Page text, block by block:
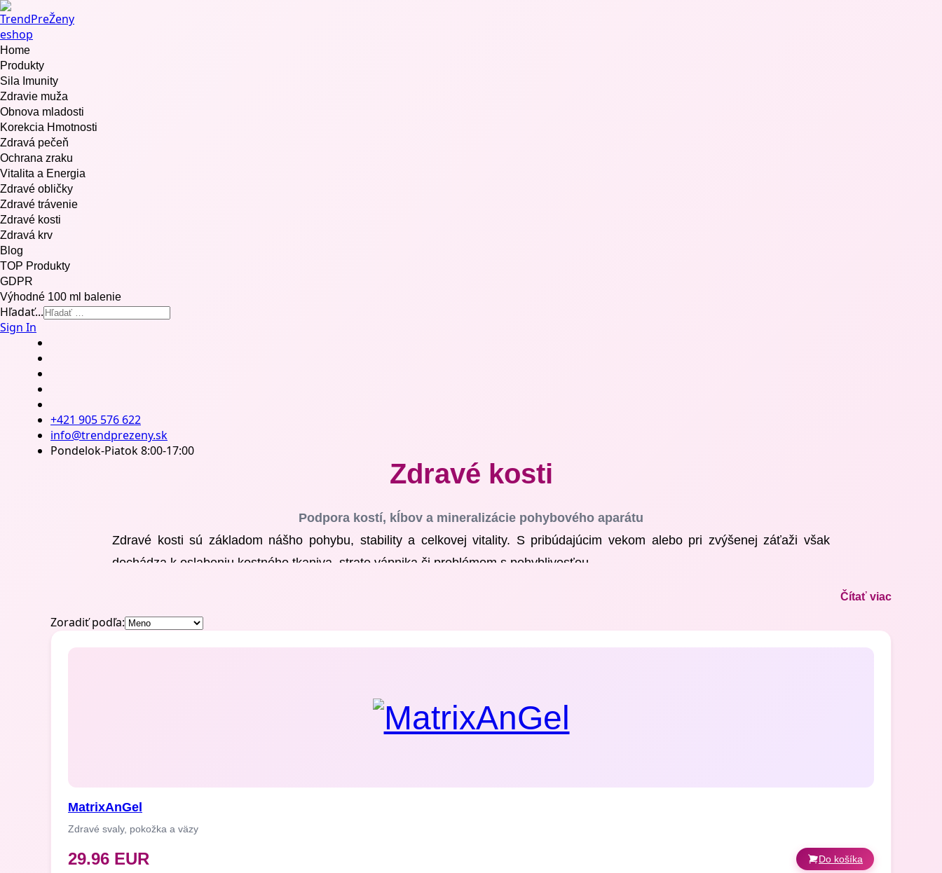
Home
Produkty
Sila Imunity
Zdravie muža
Obnova mladosti
Korekcia Hmotnosti
Zdravá pečeň
Ochrana zraku
Vitalita a Energia
Zdravé obličky
Zdravé trávenie
Zdravé kosti
Zdravá krv
Blog
TOP Produkty
GDPR
Výhodné 100 ml balenie
Hľadať...
Sign In
+421 905 576 622
info@trendprezeny.sk
Pondelok-Piatok 8:00-17:00
Zdravé kosti
Podpora kostí, kĺbov a mineralizácie pohybového aparátu
Zdravé kosti sú základom nášho pohybu, stability a celkovej vitality. S pribúdajúcim vekom alebo pri zvýšenej záťaži však
dochádza k oslabeniu kostného tkaniva, strate vápnika či problémom s pohyblivosťou.
Na čo sa program zameriava:
posilnenie pohybového aparátu pri osteopénii, osteoporóze alebo úrazoch
harmonizácia spojivových tkanív a zápalových procesov
Matrix
aparátu.
MatrixRelictum
– detoxikácia a aktivácia regenerácie kostného a spojivového tkaniva. Pomáha pri dlhodobých zápalových
Čítať viac
Zoradiť podľa:
MatrixAnGel
Zdravé svaly, pokožka a väzy
29.96 EUR Do košíka